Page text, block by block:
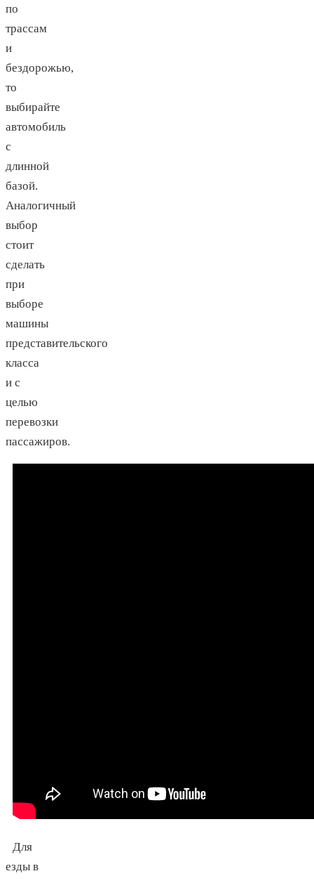
по
трассам
и
бездорожью,
то
выбирайте
автомобиль
с
длинной
базой.
Аналогичный
выбор
стоит
сделать
при
выборе
машины
представительского
класса
и с
целью
перевозки
пассажиров.
Для
езды в